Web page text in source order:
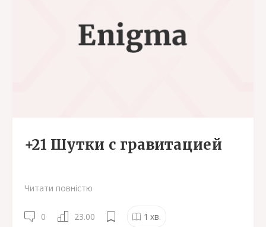
+21 Шутки с гравитацией
Читати повністю
0 23.00 1 хв.